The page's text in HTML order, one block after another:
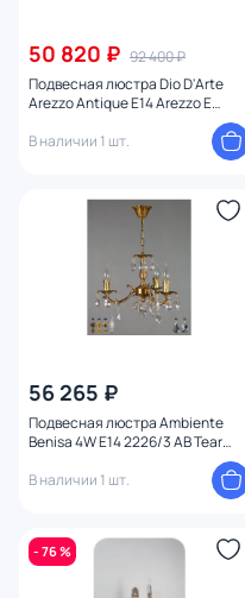
50 820 ₽ 92 400 ₽
Подвесная люстра Dio D'Arte
Arezzo Antique E14 Arezzo E
В наличии 1 шт.
56 265 ₽
Подвесная люстра Ambiente
Benisa 4W E14 2226/3 AB Tear
В наличии 1 шт.
- 76 %